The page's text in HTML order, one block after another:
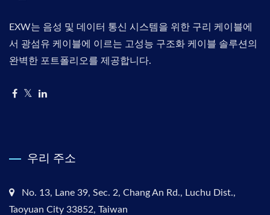
EXW는 음성 및 데이터 통신 시스템을 위한 구리 케이블에
서 광섬유 케이블에 이르는 고성능 구조화 케이블 솔루션의
완벽한 포트폴리오를 제공합니다.
우리 주소
No. 13, Lane 39, Sec. 2, Chang An Rd., Luchu Dist.,
Taoyuan City 33852, Taiwan